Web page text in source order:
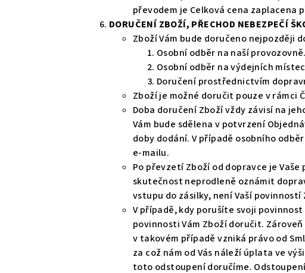
převodem je Celková cena
DORUČENÍ ZBOŽÍ, PŘECHOD NEBEZPEČÍ
Zboží Vám bude doručeno nejpozději
Osobní odběr na naší provozovně.
Osobní odběr na výdejních
Doručení prostřednictvím
Zboží je možné doručit pouze v rámci
Doba doručení Zboží vždy závisí na
Vám bude sdělena v potvrzení
doby dodání. V případě osobního
e-mailu.
Po převzetí Zboží od dopravce je
skutečnost neprodleně oznámit
vstupu do zásilky, není Vaší
V případě, kdy porušíte svoji
povinnosti Vám Zboží doručit.
v takovém případě vzniká právo od
za což nám od Vás náleží úplata ve
toto odstoupení doručíme.